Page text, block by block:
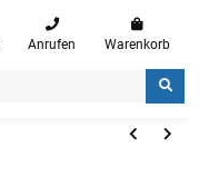
Anrufen Warenkorb